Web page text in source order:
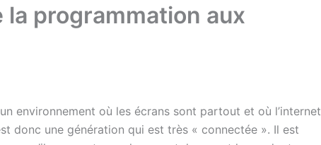
programmation aux
environnement où les écrans sont partout et où l’internet
donc une génération qui est très « connectée ». Il est